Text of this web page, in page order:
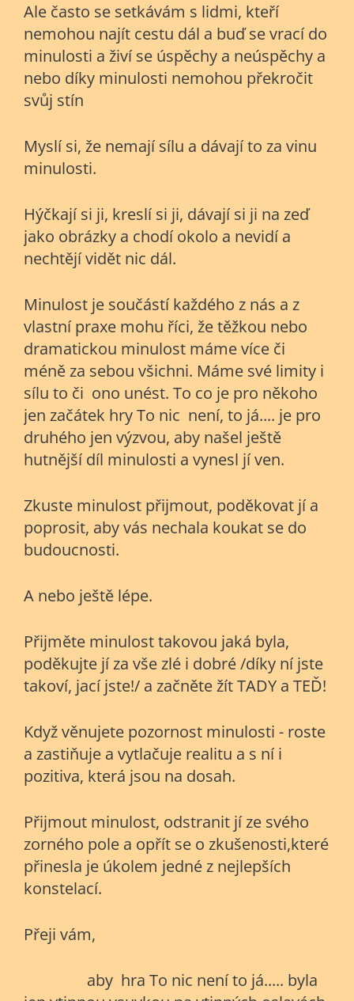
Ale často se setkávám s lidmi, kteří
nemohou najít cestu dál a buď se vrací do
minulosti a živí se úspěchy a neúspěchy a
nebo díky minulosti nemohou překročit
svůj stín
Myslí si, že nemají sílu a dávají to za vinu
minulosti.
Hýčkají si ji, kreslí si ji, dávají si ji na zeď
jako obrázky a chodí okolo a nevidí a
nechtějí vidět nic dál.
Minulost je součástí každého z nás a z
vlastní praxe mohu říci, že těžkou nebo
dramatickou minulost máme více či
méně za sebou všichni. Máme své limity i
sílu to či ono unést. To co je pro někoho
jen začátek hry To nic není, to já.... je pro
druhého jen výzvou, aby našel ještě
hutnější díl minulosti a vynesl jí ven.
Zkuste minulost přijmout, poděkovat jí a
poprosit, aby vás nechala koukat se do
budoucnosti.
A nebo ještě lépe.
Přijměte minulost takovou jaká byla,
poděkujte jí za vše zlé i dobré /díky ní jste
takoví, jací jste!/ a začněte žít TADY a TEĎ!
Když věnujete pozornost minulosti - roste
a zastiňuje a vytlačuje realitu a s ní i
pozitiva, která jsou na dosah.
Přijmout minulost, odstranit jí ze svého
zorného pole a opřít se o zkušenosti,které
přinesla je úkolem jedné z nejlepších
konstelací.
Přeji vám,
aby hra To nic není to já..... byla